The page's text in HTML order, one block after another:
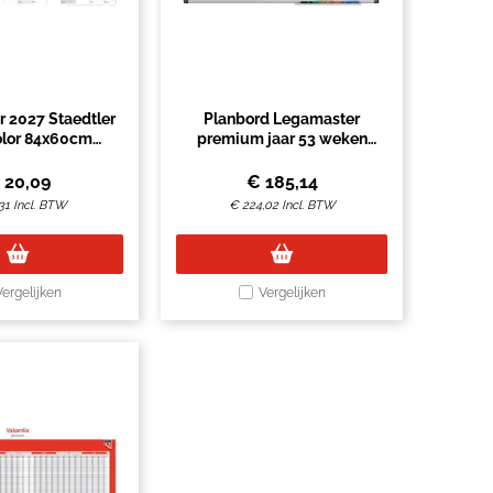
2027 Staedtler
84x60cm
20,09
Incl. BTW
Planbord Legamaster
premium jaar 53 weken
€ 185,14
€224,02 Incl. BTW
Vergelijken